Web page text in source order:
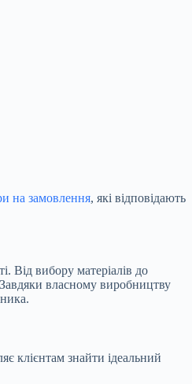
на замовлення, які відповідають
Від вибору матеріалів до
власному виробництву
клієнтам знайти ідеальний